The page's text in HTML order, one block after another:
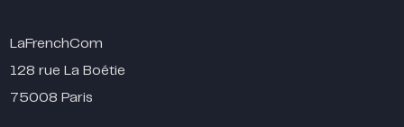
LaFrenchCom
128 rue La Boétie
75008 Paris